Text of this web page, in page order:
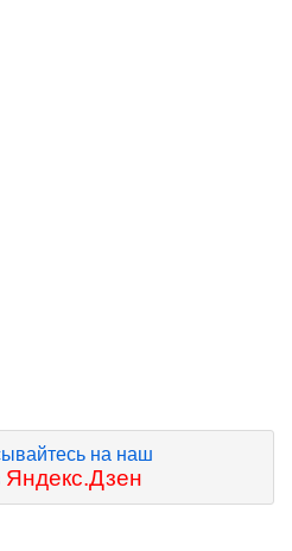
на наш
Яндекс.Дзен